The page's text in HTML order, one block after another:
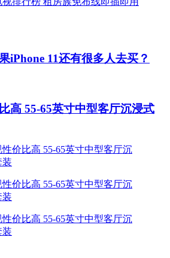
iPhone 11还有很多人去买？
高 55-65英寸中型客厅沉浸式